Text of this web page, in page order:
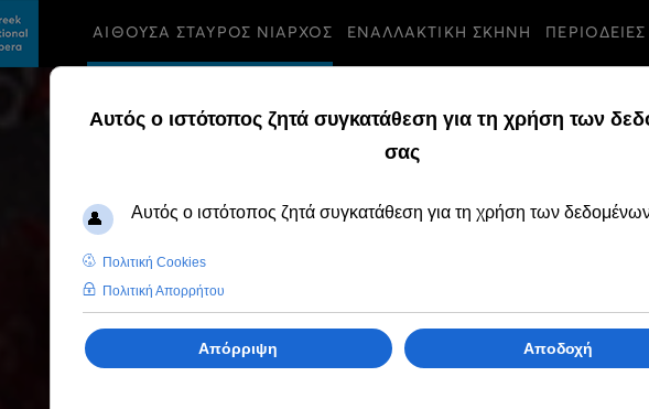
ΑΙΘΟΥΣΑ ΣΤΑΥΡΟΣ ΝΙΑΡΧΟΣ ΕΝΑΛΛΑΚΤΙΚΗ ΣΚΗΝΗ ΠΕΡΙΟΔΕΙΕΣ